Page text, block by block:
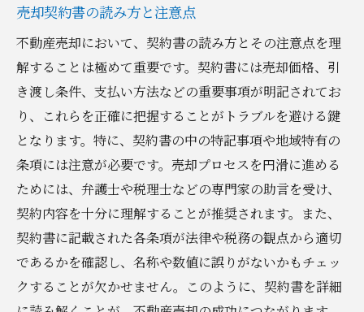
売却契約書の読み方と注意点
不動産売却において、契約書の読み方とその注意点を理
解することは極めて重要です。契約書には売却価格、引
き渡し条件、支払い方法などの重要事項が明記されてお
り、これらを正確に把握することがトラブルを避ける鍵
となります。特に、契約書の中の特記事項や地域特有の
条項には注意が必要です。売却プロセスを円滑に進める
ためには、弁護士や税理士などの専門家の助言を受け、
契約内容を十分に理解することが推奨されます。また、
契約書に記載された各条項が法律や税務の観点から適切
であるかを確認し、名称や数値に誤りがないかもチェッ
クすることが欠かせません。このように、契約書を詳細